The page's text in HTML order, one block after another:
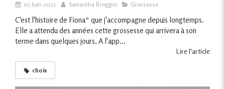
05 Juin 2025 Samantha Broggini Grossesse
C'est l'histoire de Fiona* que j'accompagne depuis longtemps.
Elle a attendu des années cette grossesse qui arrivera à son
terme dans quelques jours. A l'app...
Lire l'article
choix